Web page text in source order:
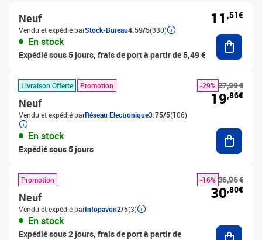
Neuf
Vendu et expédié parStock-Bureau4.59/5(330)
En stock
Expédié sous 5 jours, frais de port à partir de 5,49 €
11 ,51€
Livraison Offerte Promotion
Neuf
Vendu et expédié parRéseau Electronique3.75/5(106)
En stock
Expédié sous 5 jours
27,99 €
-29%
19,86€
Promotion
Neuf
Vendu et expédié parInfopavon2/5(3)
En stock
Expédié sous 2 jours, frais de port à partir de
36,96 €
-16%
30,80€